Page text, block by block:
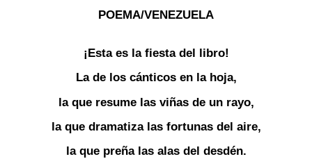
POEMA/VENEZUELA
¡Esta es la fiesta del libro!
La de los cánticos en la hoja,
la que resume las viñas de un rayo,
la que dramatiza las fortunas del aire,
la que preña las alas del desdén.